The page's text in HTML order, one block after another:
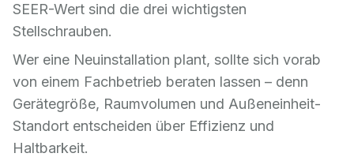
SEER-Wert sind die drei wichtigsten
Stellschrauben.
Wer eine Neuinstallation plant, sollte sich vorab
von einem Fachbetrieb beraten lassen – denn
Gerätegröße, Raumvolumen und Außeneinheit-
Standort entscheiden über Effizienz und
Haltbarkeit.